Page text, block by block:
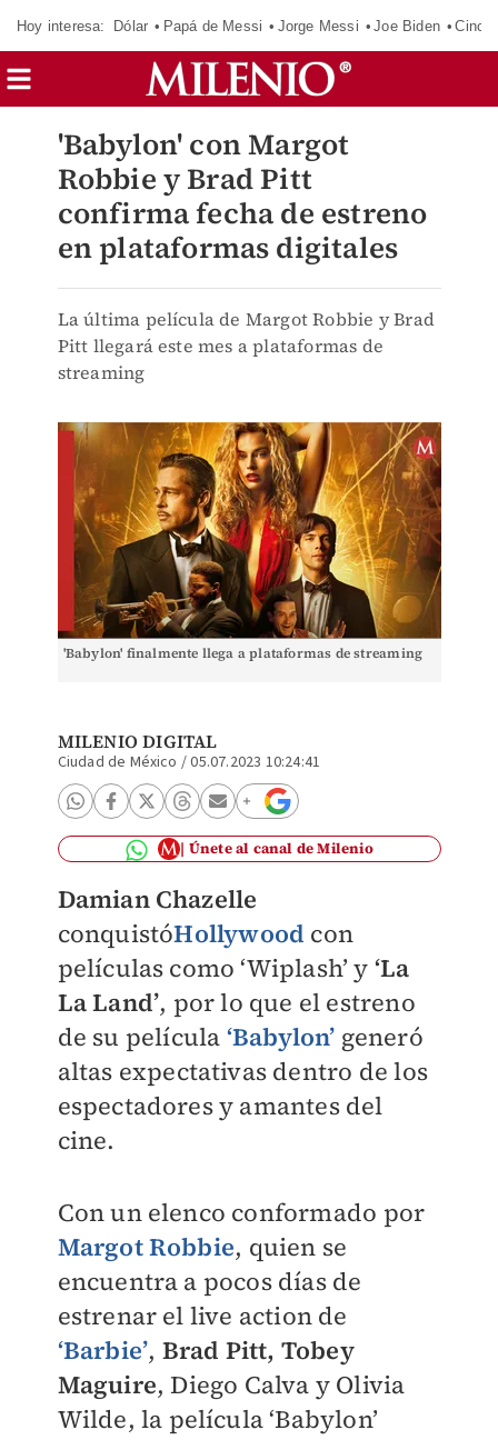
Hoy interesa: Dólar Papá de Messi Jorge Messi Joe Biden
'Babylon' con Margot
Robbie y Brad Pitt
confirma fecha de estreno
en plataformas digitales
La última película de Margot Robbie y Brad
Pitt llegará este mes a plataformas de
streaming
'Babylon' finalmente llega a plataformas de streaming
MILENIO DIGITAL
Ciudad de México /05.07.2023 10:24:41
Únete al canal de Milenio
Damian Chazelle
conquistóHollywood con
películas como ‘Wiplash’ y ‘La
La Land’, por lo que el estreno
de su película ‘Babylon’ generó
altas expectativas dentro de los
espectadores y amantes del
cine.
Con un elenco conformado por
Margot Robbie, quien se
encuentra a pocos días de
estrenar el live action de
‘Barbie’, Brad Pitt, Tobey
Maguire, Diego Calva y Olivia
Wilde, la película ‘Babylon’